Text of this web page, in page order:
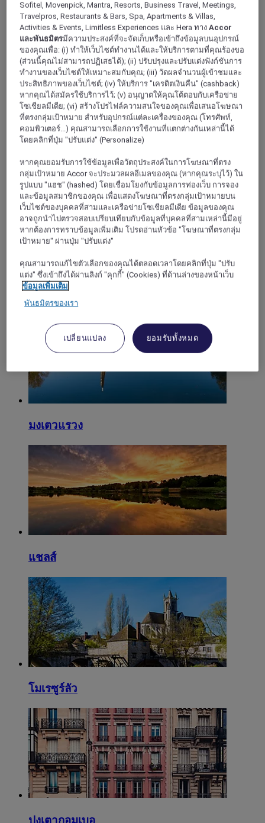
อูรี
โม
เมลัน
มงเตวแรวง
แชลส์
โมเรซูร์ลัว
ปงเตากอมเบอ
Sofitel, Movenpick, Mantra, Resorts, Business Travel, Meetings,
Travelpros, Restaurants & Bars, Spa, Apartments & Villas,
Activities & Events, Limitless Experiences และ Hera ทางAccor
และพันธมิตรมีความประสงค์ที่จะจัดเก็บหรือเข้าถึงข้อมูลบนอุปกรณ์
ของคุณเพื่อ: (i) ทำให้เว็บไซต์ทำงานได้และให้บริการตามที่คุณร้องขอ
(ส่วนนี้คุณไม่สามารถปฏิเสธได้); (ii) ปรับปรุงและปรับแต่งฟังก์ชันการ
ทำงานของเว็บไซต์ให้เหมาะสมกับคุณ; (iii) วัดผลจำนวนผู้เข้าชมและ
ประสิทธิภาพของเว็บไซต์; (iv) ให้บริการ "เครดิตเงินคืน" (cashback)
หากคุณได้สมัครใช้บริการไว้; (v) อนุญาตให้คุณโต้ตอบกับเครือข่าย
โซเชียลมีเดีย; (vi) สร้างโปรไฟล์ความสนใจของคุณเพื่อเสนอโฆษณา
ที่ตรงกลุ่มเป้าหมาย สำหรับอุปกรณ์แต่ละเครื่องของคุณ (โทรศัพท์,
คอมพิวเตอร์...) คุณสามารถเลือกการใช้งานที่แตกต่างกันเหล่านี้ได้
โดยคลิกที่ปุ่ม "ปรับแต่ง" (Personalize)
หากคุณยอมรับการใช้ข้อมูลเพื่อวัตถุประสงค์ในการโฆษณาที่ตรง
กลุ่มเป้าหมาย Accor จะประมวลผลอีเมลของคุณ (หากคุณระบุไว้) ใน
รูปแบบ "แฮช" (hashed) โดยเชื่อมโยงกับข้อมูลการท่องเว็บ การจอง
และข้อมูลสมาชิกของคุณ เพื่อแสดงโฆษณาที่ตรงกลุ่มเป้าหมายบน
เว็บไซต์ของบุคคลที่สามและเครือข่ายโซเชียลมีเดีย ข้อมูลของคุณ
อาจถูกนำไปตรวจสอบเปรียบเทียบกับข้อมูลที่บุคคลที่สามเหล่านี้มีอยู่
หากต้องการทราบข้อมูลเพิ่มเติม โปรดอ่านหัวข้อ "โฆษณาที่ตรงกลุ่ม
เป้าหมาย" ผ่านปุ่ม "ปรับแต่ง"
คุณสามารถแก้ไขตัวเลือกของคุณได้ตลอดเวลาโดยคลิกที่ปุ่ม "ปรับ
แต่ง" ซึ่งเข้าถึงได้ผ่านลิงก์ "คุกกี้" (Cookies) ที่ด้านล่างของหน้าเว็บ
ข้อมูลเพิ่มเติม
พันธมิตรของเรา
เปลี่ยนแปลง ยอมรับทั้งหมด